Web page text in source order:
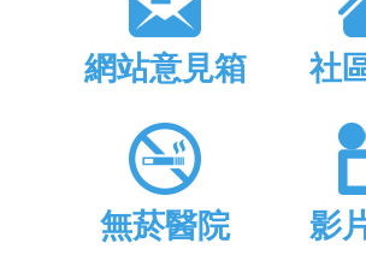
網站意見箱 社
無菸醫院 影